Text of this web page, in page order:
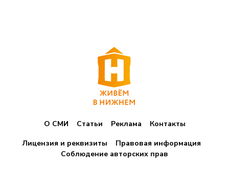
О СМИ Статьи Реклама
Контакты
Лицензия и реквизиты
Правовая информация
Соблюдение авторских прав